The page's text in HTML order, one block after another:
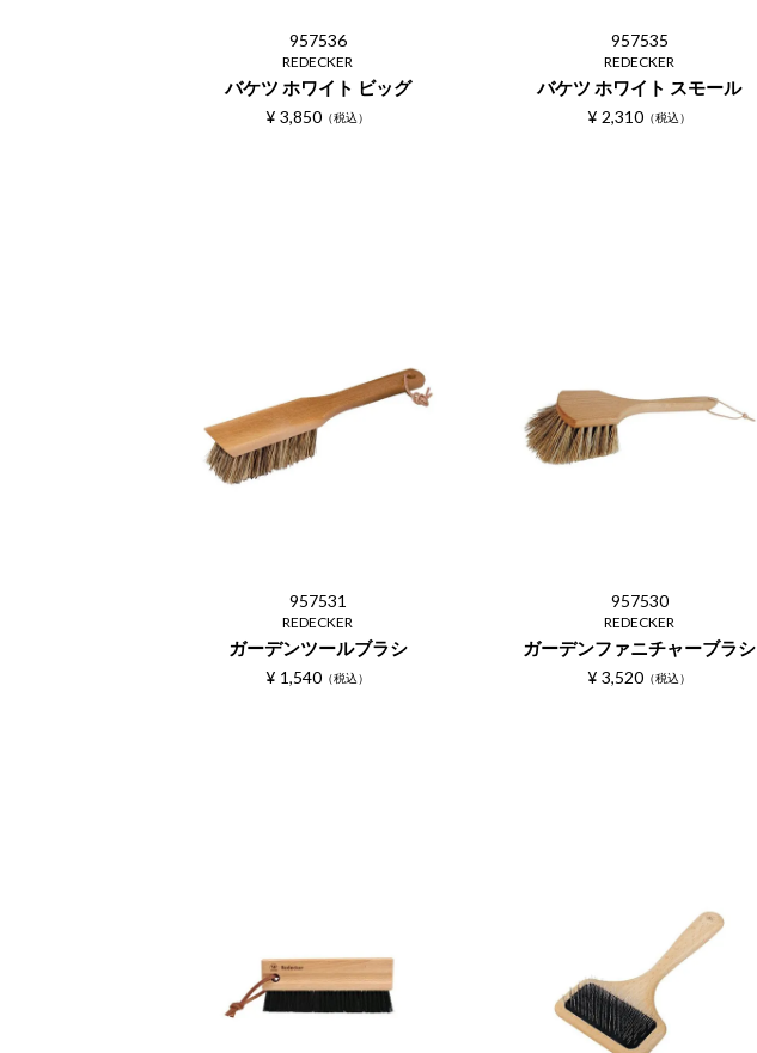
957536
REDECKER
バケツ ホワイト ビッグ
¥ 3,850 税込
957535
REDECKER
バケツ ホワイト スモール
¥ 2,310 税込
957531
REDECKER
ガーデンツールブラシ
¥ 1,540 税込
957530
REDECKER
ガーデンファニチャーブラシ
¥ 3,520 税込